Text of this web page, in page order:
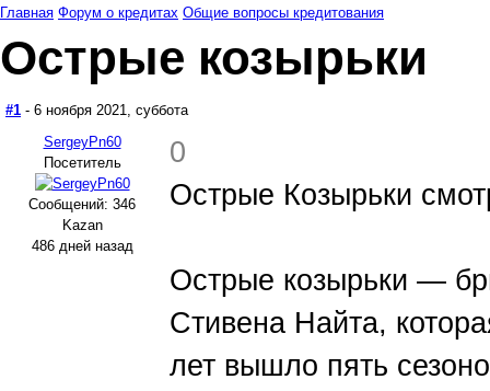
Главная Форум о кредитах Общие вопросы кредитования
Острые козырьки
#1 - 6 ноября 2021, суббота
SergeyPn60
Посетитель
Сообщений: 346
Kazan
486 дней назад
0
Острые Козырьки
Острые козырьки —
Стивена Найта,
лет вышло пять